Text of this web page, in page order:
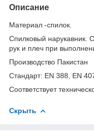
Описание
Материал -спилок.
Cпилковый нарукавник.
рук и плеч при
Производство Пакистан
Стандарт: EN 388, EN
Соответствует
Скрыть